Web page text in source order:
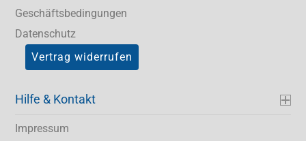
Geschäftsbedingungen
Datenschutz
Vertrag widerrufen
Hilfe & Kontakt
Impressum